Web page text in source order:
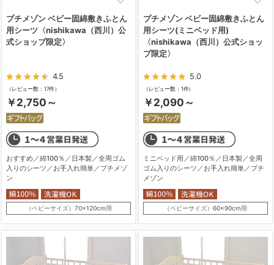
プチメゾン ベビー固綿敷きふとん
用シーツ〈nishikawa（西川）公
式ショップ限定〉
4.5
（レビュー数：17件）
￥2,750～
おすすめ／綿100％／日本製／全周ゴム
入りのシーツ／お手入れ簡単／プチメゾ
ン
（ベビーサイズ）70×120cm用
プチメゾン ベビー固綿敷きふとん
用シーツ(ミニベッド用)
〈nishikawa（西川）公式ショッ
プ限定〉
5.0
（レビュー数：1件）
￥2,090～
ミニベッド用／綿100％／日本製／全周
ゴム入りのシーツ／お手入れ簡単／プチ
メゾン
（ベビーサイズ）60×90cm用